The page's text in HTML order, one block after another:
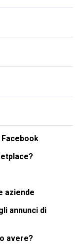
aziende
annunci di
avere?